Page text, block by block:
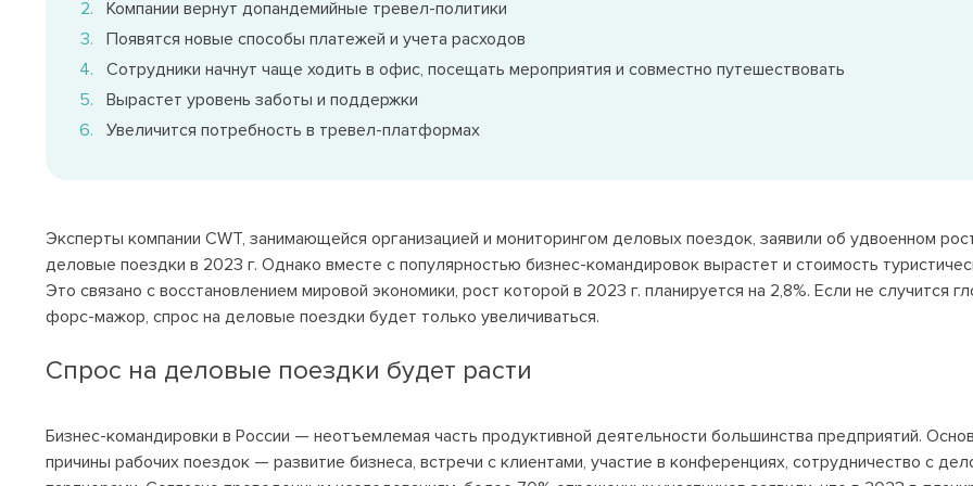
Компании вернут допандемийные тревел-политики
Появятся новые способы платежей и учета расходов
Сотрудники начнут чаще ходить в офис, посещать мероприятия и совместно путешествовать
Вырастет уровень заботы и поддержки
Увеличится потребность в тревел-платформах
Эксперты компании CWT, занимающейся организацией и мониторингом деловых поездок, заявили об удвоенном
деловые поездки в 2023 г. Однако вместе с популярностью бизнес-командировок вырастет и стоимость
Это связано с восстановлением мировой экономики, рост которой в 2023 г. планируется на 2,8%. Если не случится
форс-мажор, спрос на деловые поездки будет только увеличиваться.
Спрос на деловые поездки будет расти
Бизнес-командировки в России — неотъемлемая часть продуктивной деятельности большинства предприятий.
причины рабочих поездок — развитие бизнеса, встречи с клиентами, участие в конференциях, сотрудничество с